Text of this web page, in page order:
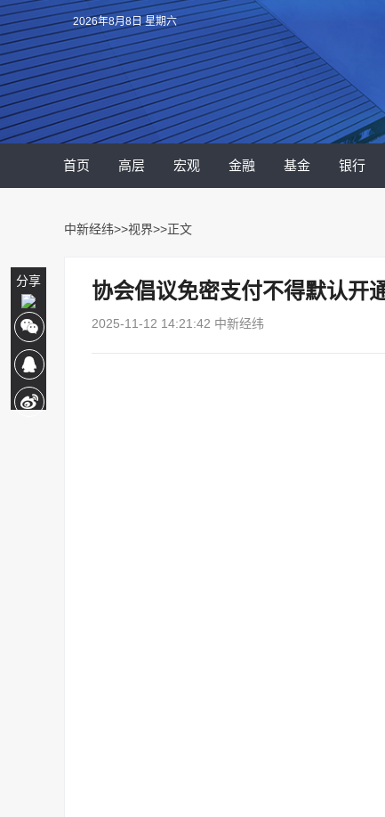
分享
2026年8月8日 星期六
首页 高层 宏观 金融 基金 银行
中新经纬>>视界>>正文
协会倡议免密支付不得默认开
2025-11-12 14:21:42 中新经纬